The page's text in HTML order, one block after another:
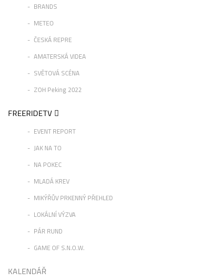
BRANDS
METEO
ČESKÁ REPRE
AMATERSKÁ VIDEA
SVĚTOVÁ SCÉNA
ZOH Peking 2022
FREERIDETV
EVENT REPORT
JAK NA TO
NA POKEC
MLADÁ KREV
MIKÝŘŮV PRKENNÝ PŘEHLED
LOKÁLNÍ VÝZVA
PÁR RUND
GAME OF S.N.O.W.
KALENDÁŘ